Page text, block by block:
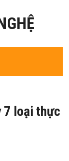
7 loại thực